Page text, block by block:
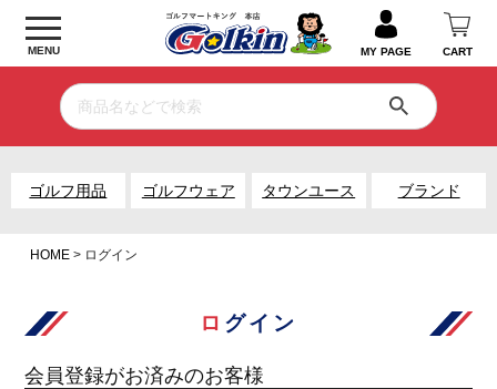
MENU MY PAGE CART
ゴルフ用品 ゴルフウェア タウンユース ブランド
HOME ログイン
ログイン
会員登録がお済みのお客様